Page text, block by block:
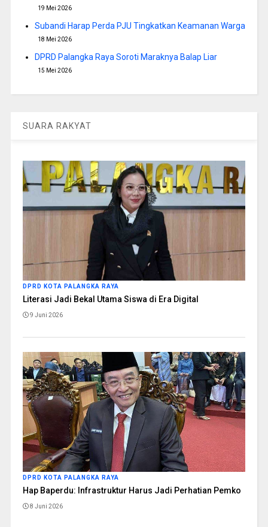
19 Mei 2026
Subandi Harap Perda PJU Tingkatkan Keamanan Warga
18 Mei 2026
DPRD Palangka Raya Soroti Maraknya Balap Liar
15 Mei 2026
SUARA RAKYAT
DPRD KOTA PALANGKA RAYA
Literasi Jadi Bekal Utama Siswa di Era Digital
9 Juni 2026
DPRD KOTA PALANGKA RAYA
Hap Baperdu: Infrastruktur Harus Jadi Perhatian Pemko
8 Juni 2026